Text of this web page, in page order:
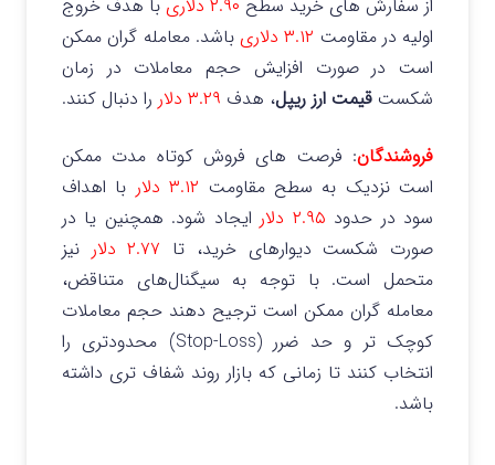
از سفارش های خرید سطح ۲.۹۰ دلاری
با هدف خروج
اولیه در مقاومت ۳.۱۲ دلاری
باشد. معامله گران ممکن
است در صورت افزایش حجم معاملات در زمان
شکست قیمت ارز ریپل، هدف ۳.۲۹ دلار را دنبال کنند.
فروشندگان: فرصت های فروش کوتاه مدت ممکن
است نزدیک به سطح مقاومت
با اهداف
سود در حدود ۲.۹۵ دلار
ایجاد شود. همچنین یا در
صورت شکست دیوارهای خرید، تا ۲.۷۷ دلار
نیز
متحمل است. با توجه به سیگنال‌های متناقض،
معامله گران ممکن است ترجیح دهند حجم معاملات
کوچک تر و حد ضرر (Stop-Loss) محدودتری را
انتخاب کنند تا زمانی که بازار روند شفاف تری داشته
باشد.